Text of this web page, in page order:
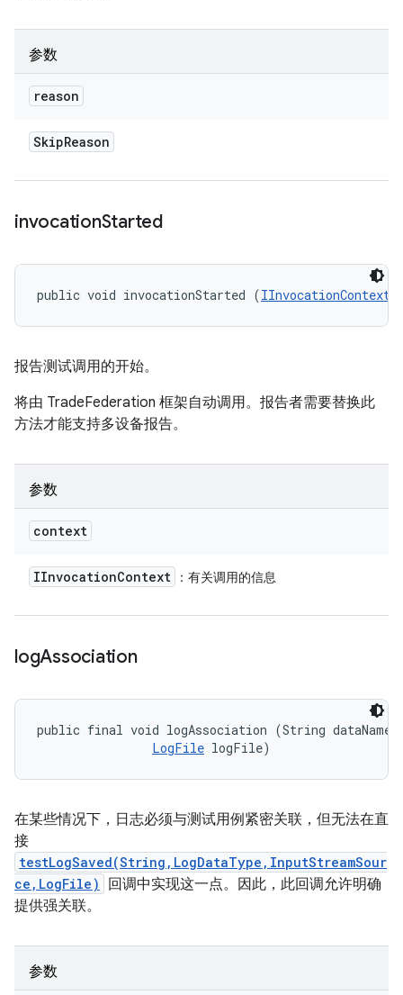
参数
reason
SkipReason
invocationStarted
public void invocationStarted (IInvocationContext
报告测试调用的开始。
将由 TradeFederation 框架自动调用。报告者需要替换此
方法才能支持多设备报告。
参数
context
IInvocationContext ：有关调用的信息
logAssociation
public final void logAssociation (String
LogFile logFile)
在某些情况下，日志必须与测试用例紧密关联，但无法在直
接
testLogSaved(String,LogDataType,InputStreamSour
ce,LogFile)
回调中实现这一点。因此，此回调允许明确
提供强关联。
参数